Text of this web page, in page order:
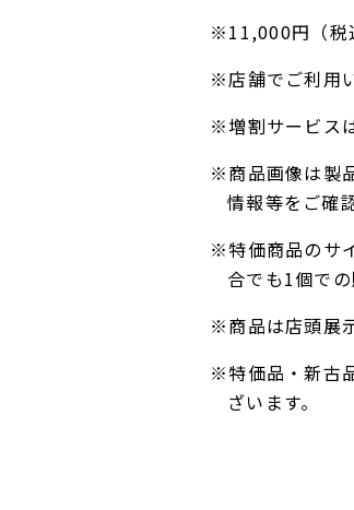
※11,000円（税
※店舗でご利用
※増割サービス
※商品画像は製
情報等をご確
※特価商品のサ
合でも1個での
※商品は店頭展
※特価品・新古
ざいます。